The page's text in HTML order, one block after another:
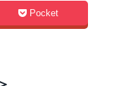
Pocket